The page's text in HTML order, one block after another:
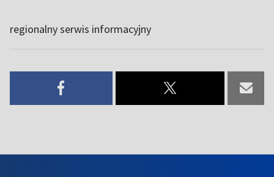
regionalny serwis informacyjny